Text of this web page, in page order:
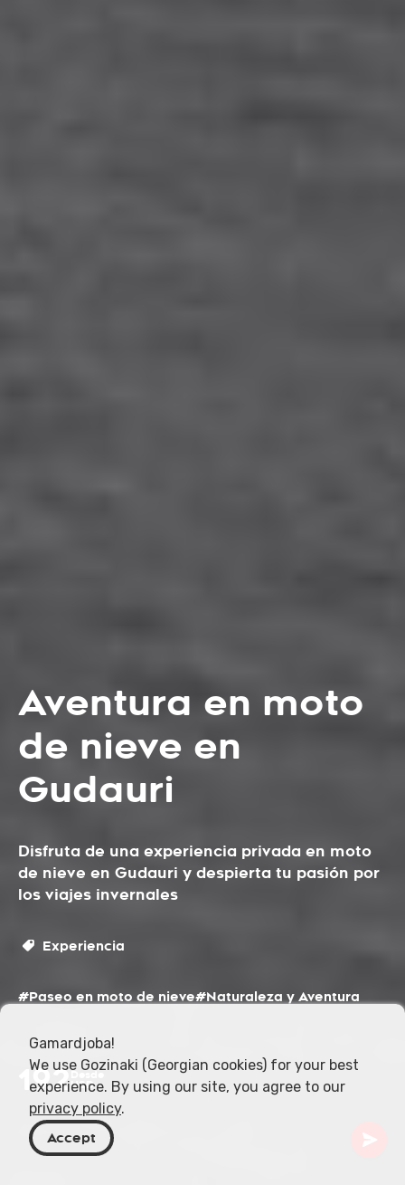
Aventura en moto
de nieve en
Gudauri
Disfruta de una experiencia privada en moto
de nieve en Gudauri y despierta tu pasión por
los viajes invernales
Experiencia
#Paseo en moto de nieve#Naturaleza y Aventura
192USD
Gamardjoba!
We use Gozinaki (Georgian cookies) for your best
experience. By using our site, you agree to our
privacy policy.
Accept